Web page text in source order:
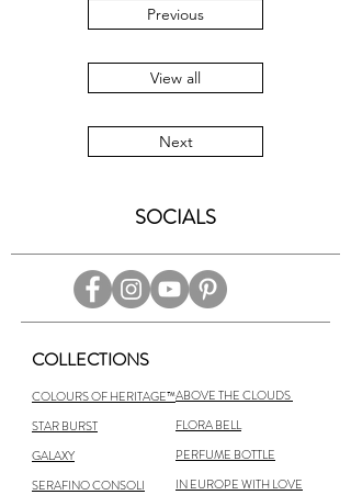
Previous
View all
Next
SOCIALS
COLLECTIONS
COLOURS OF HERITAGE™
STAR BURST
GALAXY
SERAFINO CONSOLI
ABOVE THE CLOUDS
FLORA BELL
PERFUME BOTTLE
IN EUROPE WITH LOVE